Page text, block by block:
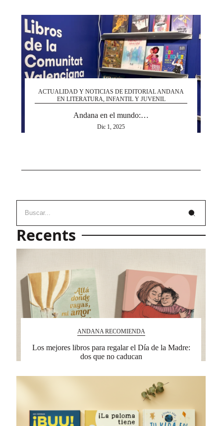
ACTUALIDAD Y NOTICIAS DE EDITORIAL ANDANA
EN LITERATURA, INFANTIL Y JUVENIL
Andana en el mundo:…
Dic 1, 2025
Recents
ANDANA RECOMIENDA
Los mejores libros para regalar el Día de la Madre:
dos que no caducan